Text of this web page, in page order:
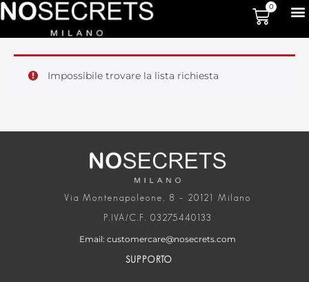
0
Impossibile trovare la lista richiesta
Via Montenapoleone, 8 – 20121 Milano
P.IVA/C.F. 03275440133
Email: customercare@nosecrets.com
SUPPORTO